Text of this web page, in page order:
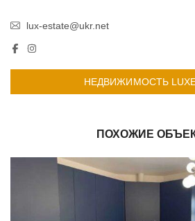
lux-estate@ukr.net
НЕДВИЖИМОСТЬ
ПОХОЖИЕ